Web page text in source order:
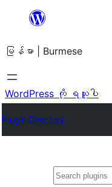
အကြောင်းအရာ
ကျော်သွား
ရန်
မြန်မာ | Burmese
WordPress ကို ရယူပါ
Plugin Directory
ရှာ